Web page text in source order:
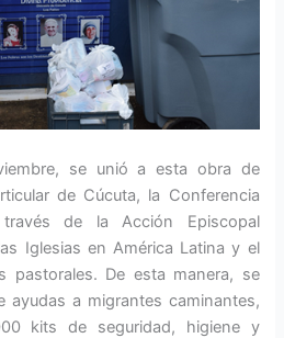
se unió a esta obra de
de Cúcuta, la Conferencia
de la Acción Episcopal
Iglesias en América Latina y el
pastorales. De esta manera, se
ayudas a migrantes caminantes,
kits de seguridad, higiene y